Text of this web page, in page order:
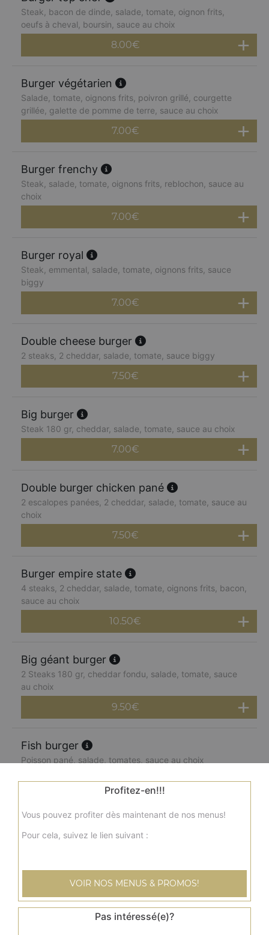
Steak, bacon de dinde, salade, tomate, oignon frits,
oeufs à cheval, boursin, sauce au choix
8.00€
Burger végétarien
Salade, tomate, oignons frits, poivron grillé, courgette
grillée, galette de pomme de terre, sauce au choix
7.00€
Burger frenchy
Steak, salade, tomate, oignons frits, reblochon, sauce au
choix
7.00€
Burger royal
Steak, emmental, salade, tomate, oignons frits, sauce
biggy
7.00€
Double cheese burger
2 steaks, 2 cheddar, salade, tomate, sauce biggy
7.50€
Big burger
Steak 180 gr, cheddar, salade, tomate, sauce au choix
7.00€
Double burger chicken pané
2 escalopes panées, 2 cheddar, salade, tomate, sauce au
choix
7.50€
Burger empire state
4 steaks, 2 cheddar, salade, tomate, oignons frits, bacon,
sauce au choix
10.50€
Big géant burger
2 Steaks 180 gr, cheddar fondu, salade, tomate, sauce
au choix
9.50€
Fish burger
Poisson pané, salade, tomates, sauce au choix
6.00€
Double fish burger
2 poissons panés, salade, tomates, sauce au choix
Steak, cheddar fondu, salade, tomate, sauce au choix +
frites + 1 boisson 33 cl
Profitez-en!!!
Vous pouvez profiter dès maintenant de nos menus!
Pour cela, suivez le lien suivant :
VOIR NOS MENUS & PROMOS!
Pas intéressé(e)?